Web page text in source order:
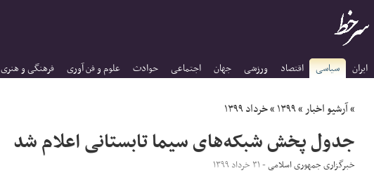
ایران سیاسی اقتصاد ورزشی جهان اجتماعی حوادث علوم و فن آوری فرهنگی و هنری
»آرشیو اخبار»۱۳۹۹»خرداد ۱۳۹۹
جدول پخش شبکه‌های سیما تابستانی اعلام شد
خبرگزاری جمهوری اسلامی- ۳۱ خرداد ۱۳۹۹